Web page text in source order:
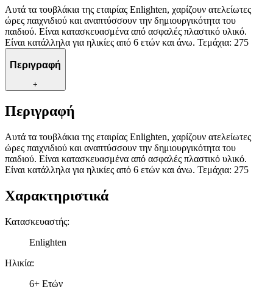
Αυτά τα τουβλάκια της εταιρίας Enlighten, χαρίζουν ατελείωτες
ώρες παιχνιδιού και αναπτύσσουν την δημιουργικότητα του
παιδιού. Είναι κατασκευασμένα από ασφαλές πλαστικό υλικό.
Είναι κατάλληλα για ηλικίες από 6 ετών και άνω. Τεμάχια: 275
Περιγραφή
+
Περιγραφή
Αυτά τα τουβλάκια της εταιρίας Enlighten, χαρίζουν ατελείωτες
ώρες παιχνιδιού και αναπτύσσουν την δημιουργικότητα του
παιδιού. Είναι κατασκευασμένα από ασφαλές πλαστικό υλικό.
Είναι κατάλληλα για ηλικίες από 6 ετών και άνω. Τεμάχια: 275
Χαρακτηριστικά
Κατασκευαστής:
Enlighten
Ηλικία:
6+ Ετών